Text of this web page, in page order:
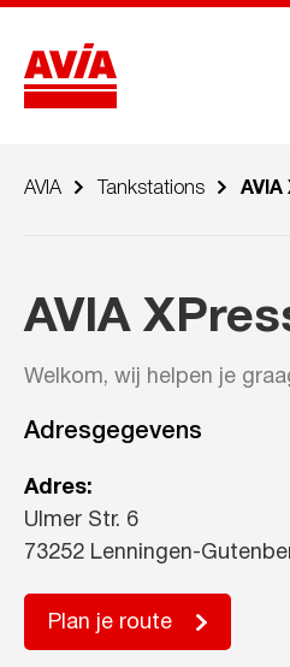
AVIA Tankstations
AVIA
Welkom, wij helpen je
Adresgegevens
Adres:
Ulmer Str. 6
73252 Lenningen-
Plan je route